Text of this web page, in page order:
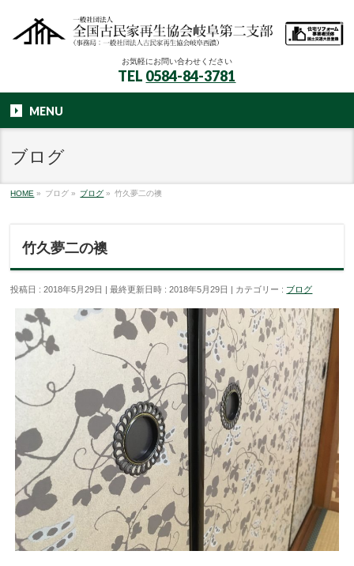
お気軽にお問い合わせください
TEL 0584-84-3781
MENU
ブログ
HOME » ブログ » ブログ » 竹久夢二の襖
竹久夢二の襖
投稿日 : 2018年5月29日 最終更新日時 : 2018年5月29日 カテゴリー : ブログ